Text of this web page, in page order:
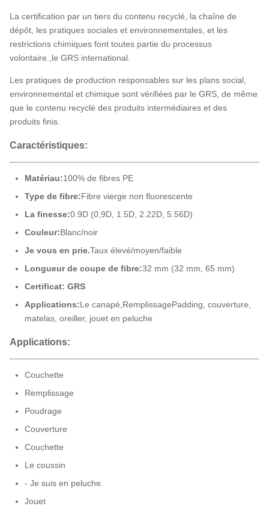
La certification par un tiers du contenu recyclé, la chaîne de
dépôt, les pratiques sociales et environnementales, et les
restrictions chimiques font toutes partie du processus
volontaire.,le GRS international.
Les pratiques de production responsables sur les plans social,
environnemental et chimique sont vérifiées par le GRS, de même
que le contenu recyclé des produits intermédiaires et des
produits finis.
Caractéristiques:
Matériau:100% de fibres PE
Type de fibre:Fibre vierge non fluorescente
La finesse:0.9D (0,9D, 1.5D, 2.22D, 5.56D)
Couleur:Blanc/noir
Je vous en prie.Taux élevé/moyen/faible
Longueur de coupe de fibre:32 mm (32 mm, 65 mm)
Certificat: GRS
Applications:Le canapé, RemplissagePadding, couverture,
matelas, oreiller, jouet en peluche
Applications:
Couchette
Remplissage
Poudrage
Couverture
Couchette
Le coussin
- Je suis en peluche.
Jouet